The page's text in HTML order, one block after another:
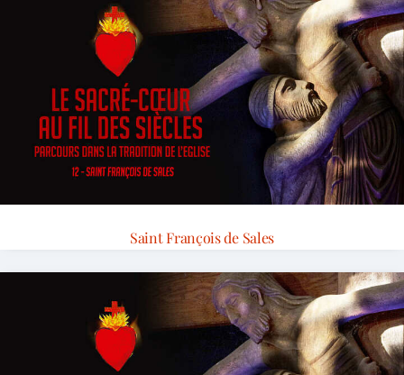
Saint François de Sales